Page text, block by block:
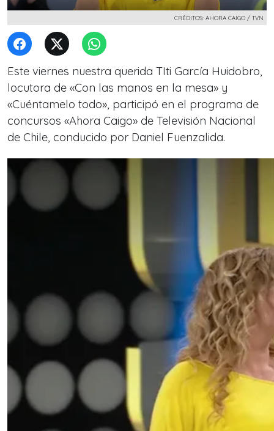
CRÉDITOS: AHORA CAIGO / TVN
Este viernes nuestra querida TIti García Huidobro,
locutora de «Con las manos en la mesa» y
«Cuéntamelo todo», participó en el programa de
concursos «Ahora Caigo» de Televisión Nacional
de Chile, conducido por Daniel Fuenzalida.